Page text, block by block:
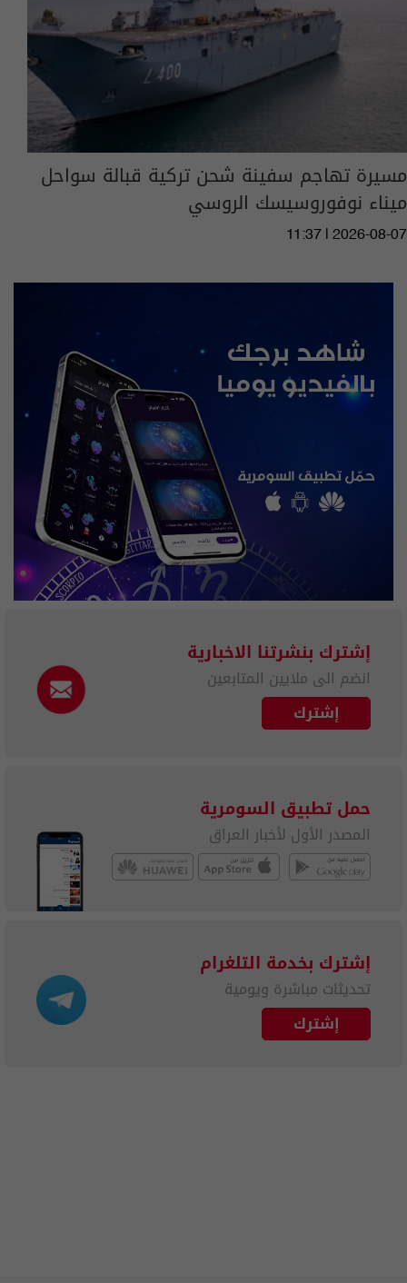
مسيرة تهاجم سفينة شحن تركية قبالة سواحل
ميناء نوفوروسيسك الروسي
11:37 | 2026-08-07
إشترك بنشرتنا الاخبارية
انضم الى ملايين المتابعين
إشترك
حمل تطبيق السومرية
المصدر الأول لأخبار العراق
إشترك بخدمة التلغرام
تحديثات مباشرة ويومية
إشترك